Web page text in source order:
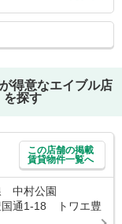
得意なエイブル店
を探す
この店舗の掲載
賃貸物件一覧へ
中村公園
国通1-18 トワエ豊